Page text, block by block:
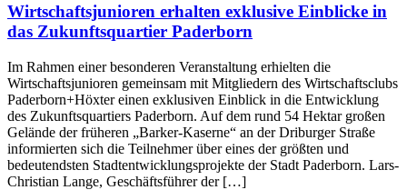
Wirtschaftsjunioren erhalten exklusive Einblicke in
das Zukunftsquartier Paderborn
Im Rahmen einer besonderen Veranstaltung erhielten die
Wirtschaftsjunioren gemeinsam mit Mitgliedern des Wirtschaftsclubs
Paderborn+Höxter einen exklusiven Einblick in die Entwicklung
des Zukunftsquartiers Paderborn. Auf dem rund 54 Hektar großen
Gelände der früheren „Barker-Kaserne“ an der Driburger Straße
informierten sich die Teilnehmer über eines der größten und
bedeutendsten Stadtentwicklungsprojekte der Stadt Paderborn. Lars-
Christian Lange, Geschäftsführer der […]